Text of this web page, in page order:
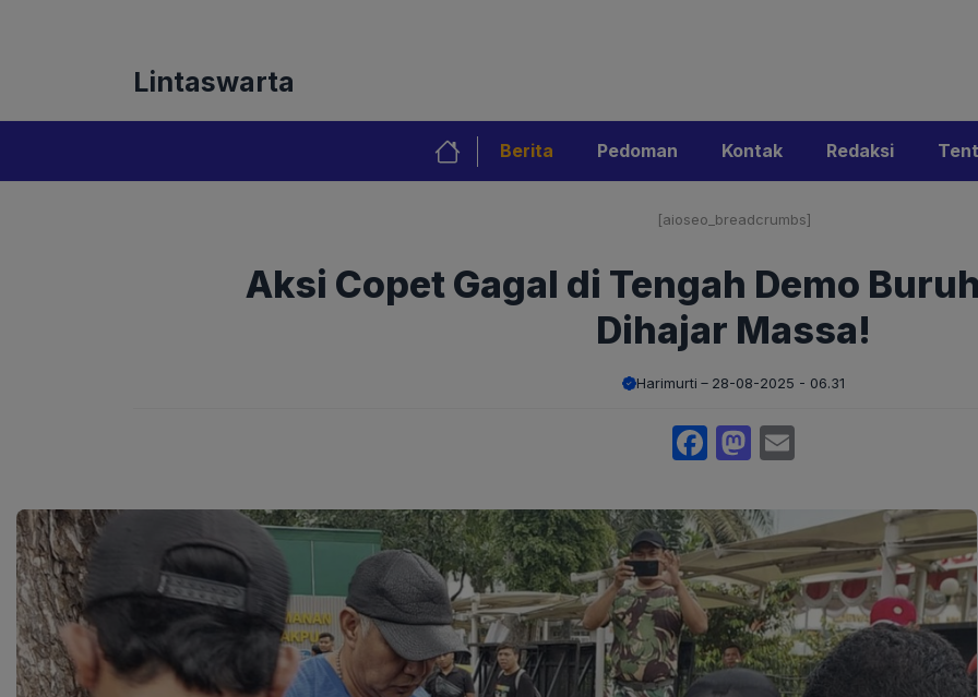
Lintaswarta
Berita Pedoman Kontak Redaksi
[aioseo_breadcrumbs]
Aksi Copet Gagal di Tengah Demo
Dihajar Massa!
Harimurti 28-08-2025 - 06.31
Facebook
Mastodon